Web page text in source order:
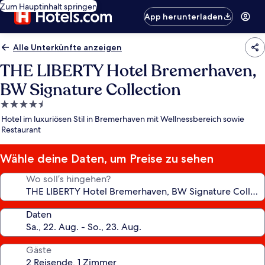
Zum Hauptinhalt springen
App herunterladen
Alle Unterkünfte anzeigen
THE LIBERTY Hotel Bremerhaven,
BW Signature Collection
4.5-
Sterne-
Unterkunft
Hotel im luxuriösen Stil in Bremerhaven mit Wellnessbereich sowie
Restaurant
Wähle deine Daten, um Preise zu sehen
Wo soll’s hingehen?
Daten
Gäste